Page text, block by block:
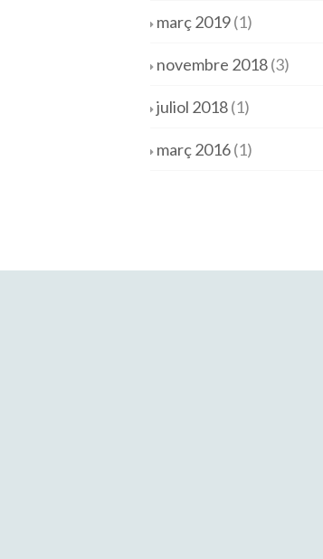
març 2019(1)
novembre 2018(3)
juliol 2018(1)
març 2016(1)